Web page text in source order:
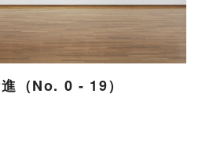
（No. 0 - 19）